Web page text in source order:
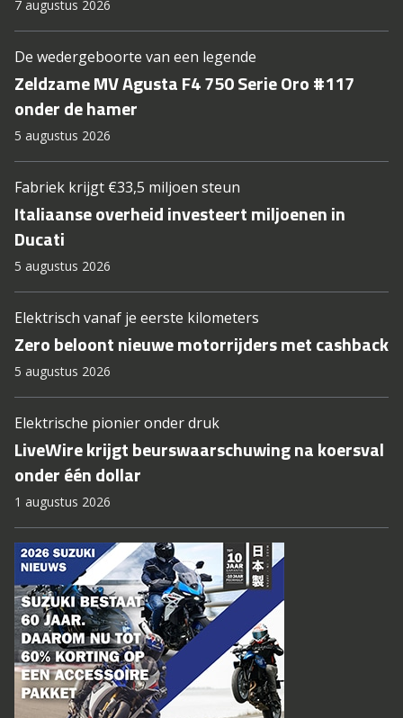
7 augustus 2026
De wedergeboorte van een legende
Zeldzame MV Agusta F4 750 Serie Oro #117
onder de hamer
5 augustus 2026
Fabriek krijgt €33,5 miljoen steun
Italiaanse overheid investeert miljoenen in
Ducati
5 augustus 2026
Elektrisch vanaf je eerste kilometers
Zero beloont nieuwe motorrijders met cashback
5 augustus 2026
Elektrische pionier onder druk
LiveWire krijgt beurswaarschuwing na koersval
onder één dollar
1 augustus 2026